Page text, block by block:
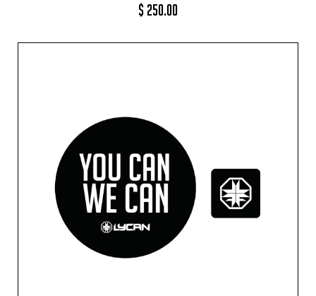
$ 250.00